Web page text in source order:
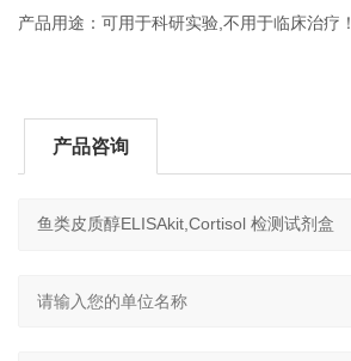
产品用途：可用于科研实验,不用于临床治疗！
产品咨询